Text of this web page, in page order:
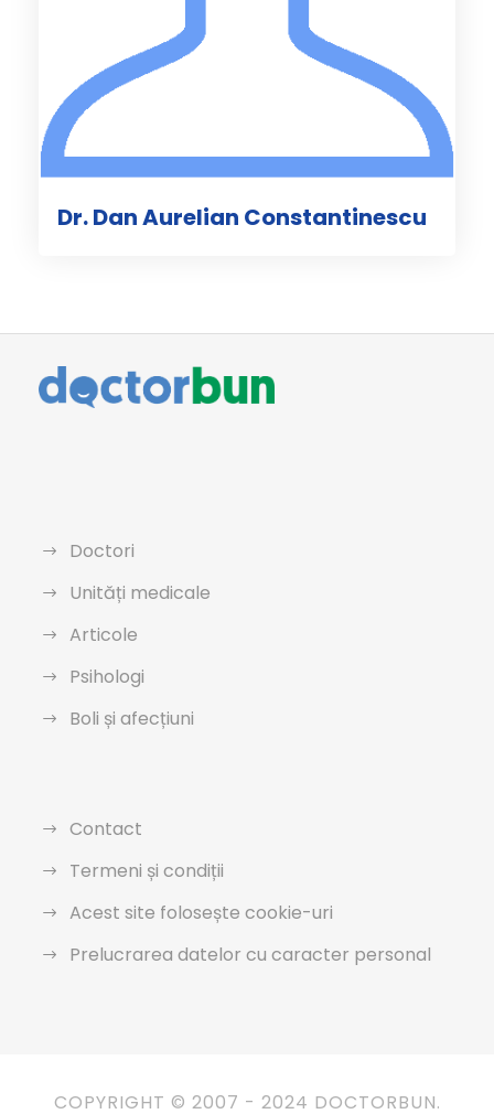
Dr. Dan Aurelian Constantinescu
Doctori
Unități medicale
Articole
Psihologi
Boli și afecțiuni
Contact
Termeni și condiții
Acest site folosește cookie-uri
Prelucrarea datelor cu caracter personal
COPYRIGHT © 2007 - 2024 DOCTORBUN.